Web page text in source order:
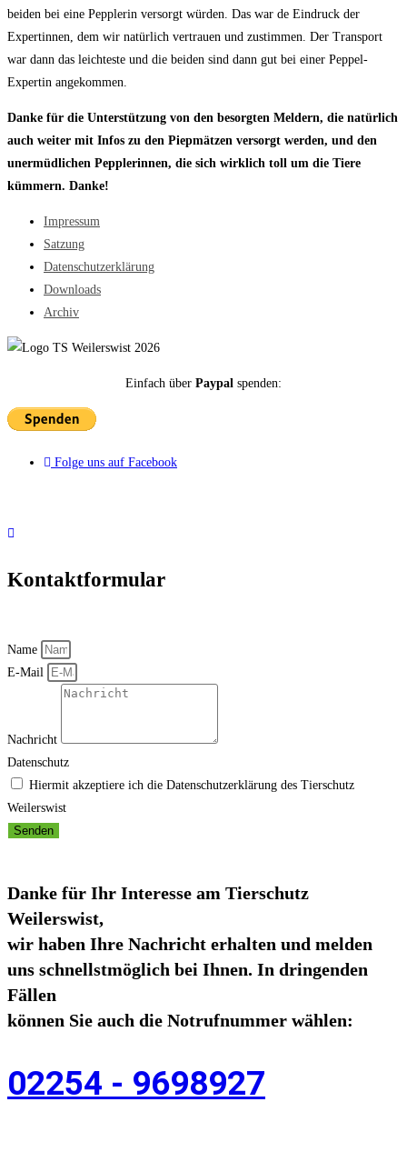
beiden bei eine Pepplerin versorgt würden. Das war de Eindruck der
Expertinnen, dem wir natürlich vertrauen und zustimmen. Der Transport
war dann das leichteste und die beiden sind dann gut bei einer Peppel-
Expertin angekommen.
Danke für die Unterstützung von den besorgten Meldern, die natürlich
auch weiter mit Infos zu den Piepmätzen versorgt werden, und den
unermüdlichen Pepplerinnen, die sich wirklich toll um die Tiere
kümmern. Danke!
Impressum
Satzung
Datenschutzerklärung
Downloads
Archiv
Einfach über Paypal spenden:
Folge uns auf Facebook
Kontaktformular
Name
E-Mail
Nachricht
Datenschutz
Hiermit akzeptiere ich die Datenschutzerklärung des Tierschutz
Weilerswist
Senden
Danke für Ihr Interesse am Tierschutz
Weilerswist,
wir haben Ihre Nachricht erhalten und melden
uns schnellstmöglich bei Ihnen. In dringenden
Fällen
können Sie auch die Notrufnummer wählen:
02254 - 9698927